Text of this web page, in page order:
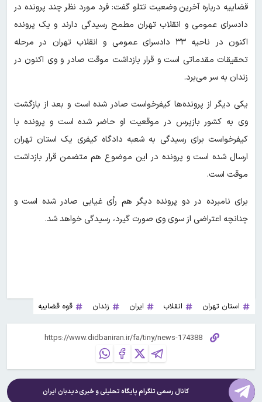
قضاییه درباره آخرین وضعیت تتلو گفت: فرد مورد نظر چند پرونده در
دادسرای عمومی و انقلاب تهران مطمح رسیدگی دارند و یک پرونده
اکنون در ناحیه ۳۳ دادسرای عمومی و انقلاب تهران در مرحله
تحقیقات مقدماتی است و قرار بازداشت موقت صادر و وی اکنون در
زندان به سر می‌برد.
یکی دیگر از پرونده‌ها کیفرخواست صادر شده است و بعد از بازگشت
وی به کشور بازپرس در موقعیت او حاضر شده است و پرونده با
کیفرخواست برای رسیدگی به شعبه دادگاه کیفری یک استان تهران
ارسال شده است و پرونده در این موضوع هم متضمن قرار بازداشت
موقت است.
برای نامبرده در دو پرونده دیگر هم رأی غیابی صادر شده است و
چنانچه اعتراضی از سوی وی صورت گیرد، رسیدگی خواهد شد.
استان تهران انقلاب ایران زندان قوه قضاییه
کانال رسمی تلگرام پایگاه تحلیلی و خبریدیدبان ایران